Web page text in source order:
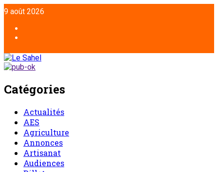
Aller
au
contenu
9 août 2026
Catégories
Actualités
AES
Agriculture
Annonces
Artisanat
Audiences